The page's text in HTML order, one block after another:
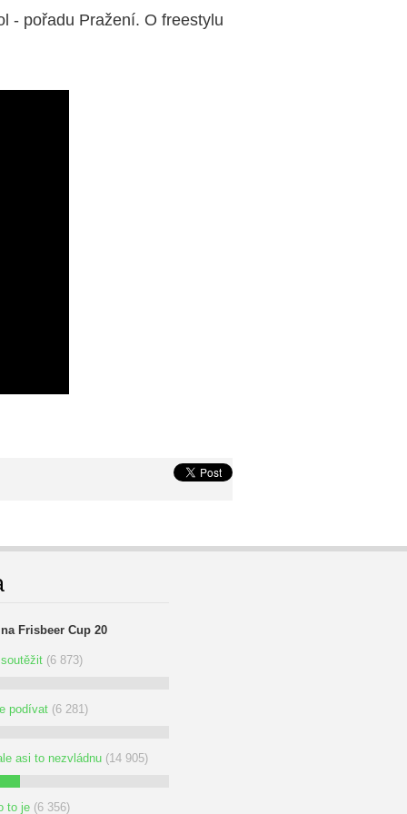
- pořadu Pražení. O freestylu
Frisbeer Cup 20
(6 873)
podívat (6 281)
asi to nezvládnu (14 905)
to je (6 356)